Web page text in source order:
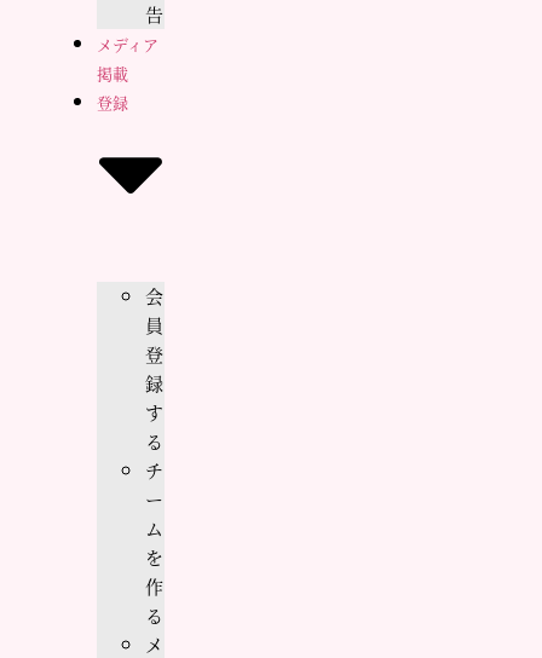
告
メディア
掲載
登録
会
員
登
録
す
る
チ
ー
ム
を
作
る
メ